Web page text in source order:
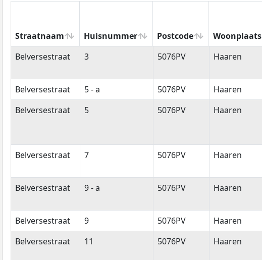
Straatnaam Huisnummer Postcode Woonplaats
Straatnaam
Huisnummer Postcode Woonplaats
Belversestraat 3 5076PV Haaren
Belversestraat 5 - a 5076PV Haaren
Belversestraat
5 5076PV Haaren
Belversestraat 7 5076PV Haaren
Belversestraat 9 - a 5076PV Haaren
Belversestraat 9 5076PV Haaren
Belversestraat
11 5076PV Haaren